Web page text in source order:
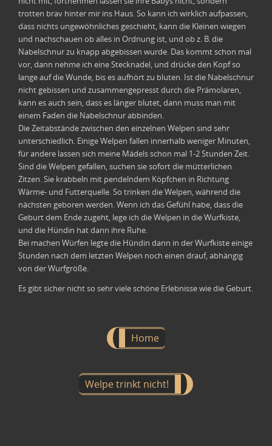
trotten brav hinter mir ins Haus. So kann ich wirklich aufpassen,
dass nichts ungewöhnliches geschieht, kann die Kleinen wiegen
und nachschauen ob alles in Ordnung ist, und ob z. B. die
Nabelschnur zu knapp abgebissen wurde. Das kommt schon mal
vor, dann nehme ich eine Stecknadel, und drücke den Kopf so
lange auf die Wunde, bis es aufhört zu bluten. Ist die Nabelschnur
nicht gebissen und zusammengepresst durch die Prämolaren,
kann es auch sein, dass es länger blutet, dann muss man mit
einem Faden die Nabelschnur abbinden.
Die Zeitabstände zwischen den einzelnen Welpen sind sehr
unterschiedlich. Einige Welpen fallen innerhalb weniger Minuten,
für andere lassen sich meine Mädels schon mal 1-2 Stunden Zeit.
Sind die Welpen gefallen, suchen sie sofort die mütterlichen
Zitzen. Sie krabbeln mit pendelndem Köpfchen in Richtung
Wärme- und Futterquelle. So trinken die Welpen, während die
nächsten geboren werden. Wenn ich das Gefühl habe, dass die
Geburt dem Ende zugeht, lege ich die Welpen in die Wurfkiste,
und die Hündin hat dann ihre Ruhe.
Bei machen Würfen legte die Hündin dann in der Wurfkiste einige
Stunden nach dem letzten Welpen noch einen drauf, abhängig
von der Wurfgröße.
Es gibt sicher nicht so sehr viele schöne Erlebnisse wie die Geburt.
Home
Welpe trinkt nicht!